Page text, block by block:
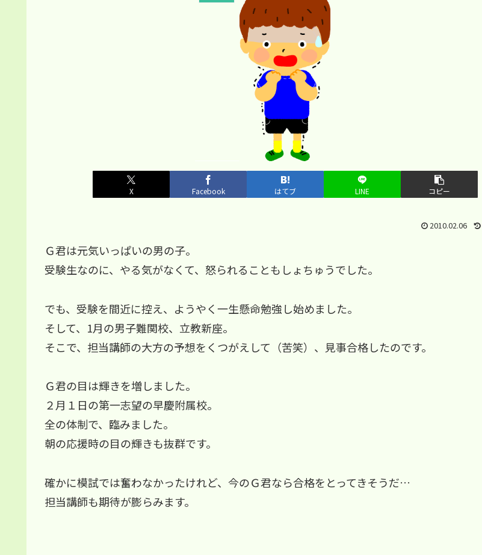
X Facebook はてブ LINE コピー
2010.02.06
Ｇ君は元気いっぱいの男の子。
受験生なのに、やる気がなくて、怒られることもしょちゅうでした。
でも、受験を間近に控え、ようやく一生懸命勉強し始めました。
そして、1月の男子難関校、立教新座。
そこで、担当講師の大方の予想をくつがえして（苦笑）、見事合格したのです。
Ｇ君の目は輝きを増しました。
２月１日の第一志望の早慶附属校。
全の体制で、臨みました。
朝の応援時の目の輝きも抜群です。
確かに模試では奮わなかったけれど、今のＧ君なら合格をとってきそうだ…
担当講師も期待が膨らみます。